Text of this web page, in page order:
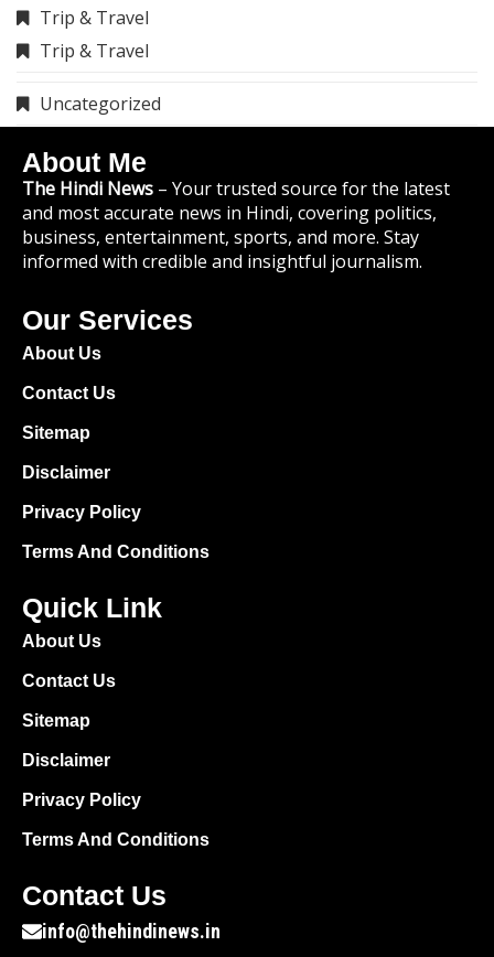
Trip & Travel
Trip & Travel
Uncategorized
About Me
The Hindi News – Your trusted source for the latest
and most accurate news in Hindi, covering politics,
business, entertainment, sports, and more. Stay
informed with credible and insightful journalism.
Our Services
About Us
Contact Us
Sitemap
Disclaimer
Privacy Policy
Terms And Conditions
Quick Link
About Us
Contact Us
Sitemap
Disclaimer
Privacy Policy
Terms And Conditions
Contact Us
info@thehindinews.in